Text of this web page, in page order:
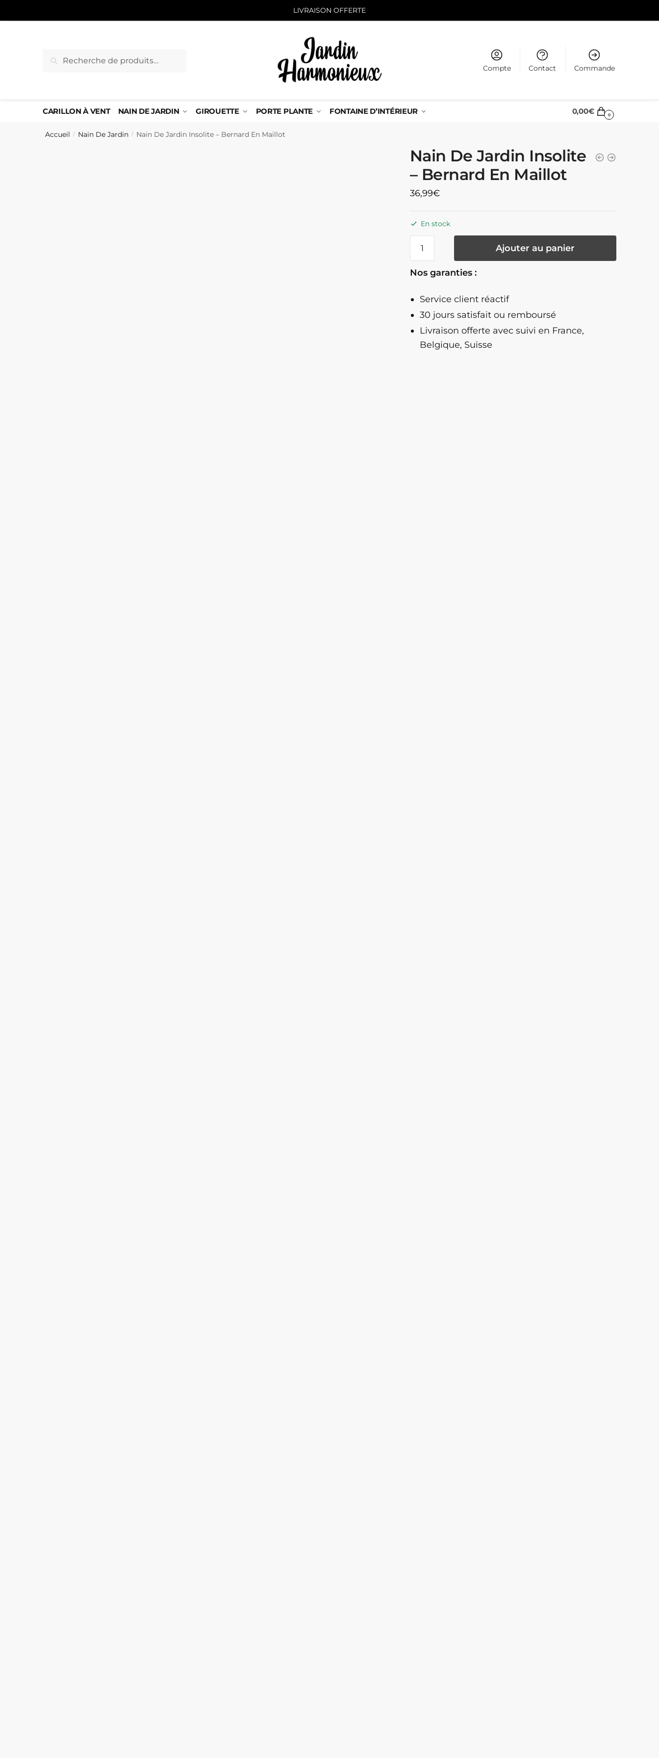
LIVRAISON OFFERTE
pour :
Recherche
Compte Contact Commande
CARILLON À VENT NAIN DE JARDIN GIROUETTE PORTE PLANTE FONTAINE D’INTÉRIEUR 0,00€ 0
Accueil / Nain De Jardin / Nain De Jardin Insolite – Bernard En Maillot
Nain De Jardin Insolite
– Bernard En Maillot
36,99€
En stock
De
Insolite
-
Bernard
Maillot
Ajouter au panier
Nos garanties :
Service client réactif
30 jours satisfait ou remboursé
Livraison offerte avec suivi en France,
Belgique, Suisse